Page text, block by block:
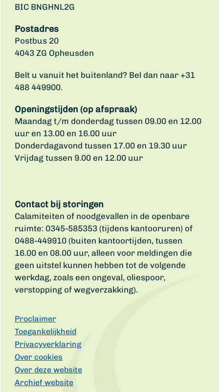
BIC BNGHNL2G
Postadres
Postbus 20
4043 ZG Opheusden
Belt u vanuit het buitenland? Bel dan naar +31
488 449900.
Openingstijden (op afspraak)
Maandag t/m donderdag tussen 09.00 en 12.00
uur en 13.00 en 16.00 uur
Donderdagavond tussen 17.00 en 19.30 uur
Vrijdag tussen 9.00 en 12.00 uur
Contact bij storingen
Calamiteiten of noodgevallen in de openbare
ruimte: 0345-585353 (tijdens kantooruren) of
0488-449910 (buiten kantoortijden, tussen
16.00 en 08.00 uur, alleen voor meldingen die
geen uitstel kunnen hebben tot de volgende
werkdag, zoals een ongeval, oliespoor,
verstopping of wegverzakking).
Proclaimer
Toegankelijkheid
Privacyverklaring
Over cookies
Over deze website
Archief website